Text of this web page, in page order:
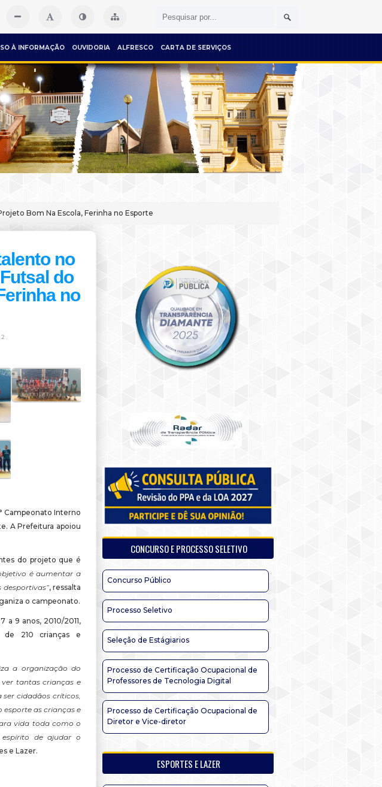
À INFORMAÇÃO OUVIDORIA ALFRESCO CARTA DE SERVIÇOS
Bom Na Escola, Ferinha no Esporte
no
do
no
Campeonato Interno
A Prefeitura apoiou
do projeto que é
é aumentar a
, ressalta
o campeonato.
a 9 anos, 2010/2011,
210 crianças e
a organização do
tantas crianças e
cidadãos críticos,
esporte as crianças e
vida toda como o
de ajudar o
e Lazer.
CONCURSO E PROCESSO SELETIVO
Concurso Público
Processo Seletivo
Seleção de Estágiarios
Processo de Certificação Ocupacional de
Professores de Tecnologia Digital
Processo de Certificação Ocupacional de
Diretor e Vice-diretor
ESPORTES E LAZER